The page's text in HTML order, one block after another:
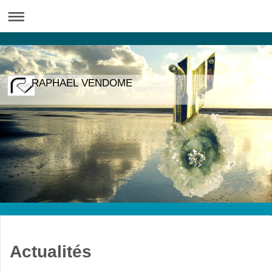
RAPHAEL VENDOME
Actualités